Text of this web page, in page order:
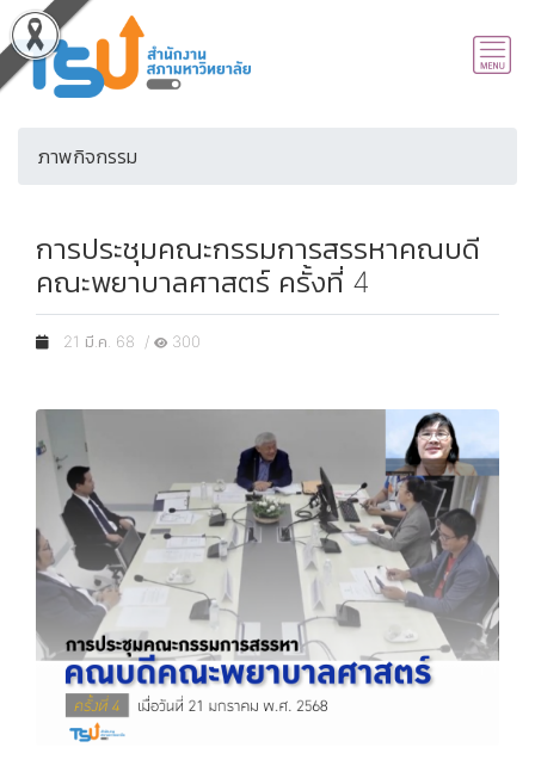
ภาพกิจกรรม
การประชุมคณะกรรมการสรรหาคณบดี
คณะพยาบาลศาสตร์ ครั้งที่ 4
21 มี.ค. 68 / 300